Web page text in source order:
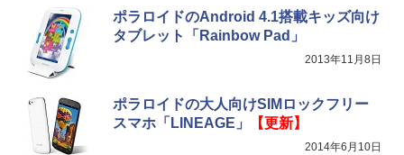
ポラロイドのAndroid 4.1搭載キッズ向け
タブレット「Rainbow Pad」
2013年11月8日
ポラロイドの大人向けSIMロックフリー
スマホ「LINEAGE」
【更新】
2014年6月10日